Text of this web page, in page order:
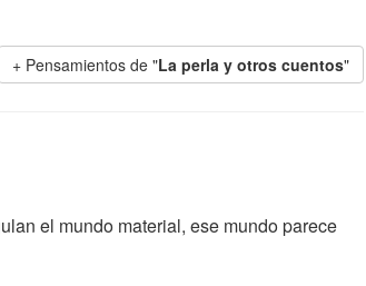
+ Pensamientos de "La perla y otros cuentos"
el mundo material, ese mundo parece